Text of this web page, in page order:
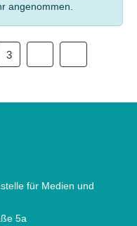
angenommen.
3
für Medien und
5a